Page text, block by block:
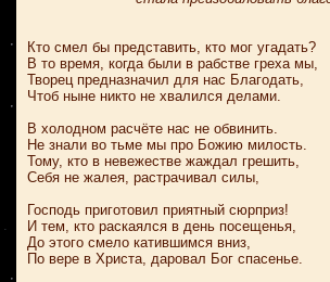
Римл.
Кто смел бы представить, кто мог угадать?
В то время, когда были в рабстве греха мы,
Творец предназначил для нас Благодать,
Чтоб ныне никто не хвалился делами.
В холодном расчёте нас не обвинить.
Не знали во тьме мы про Божию милость.
Тому, кто в невежестве жаждал грешить,
Себя не жалея, растрачивал силы,
Господь приготовил приятный сюрприз!
И тем, кто раскаялся в день посещенья,
До этого смело катившимся вниз,
По вере в Христа, даровал Бог спасенье.